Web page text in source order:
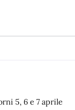
5, 6 e 7 aprile